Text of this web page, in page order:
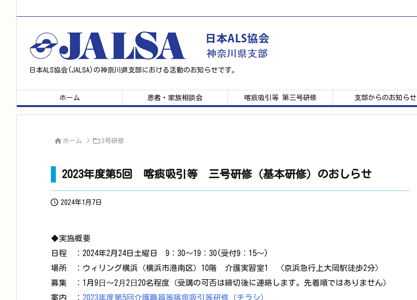
日本ALS協会(JALSA)の神奈川県支部における活動のお知らせです。
ホーム 患者・家族相談会 喀痰吸引等 第三号研修 支部からのお知らせ
 ホーム > 3号研修
2023年度第5回 喀痰吸引等 三号研修（基本研修）のおしらせ
 2024年1月7日
◆実施概要
日程 ：2024年2月24日土曜日 9：30～19：30(受付9：15～)
場所 ：ウィリング横浜（横浜市港南区）10階 介護実習室1 〈京浜急行上大岡駅徒歩2分〉
募集 ：1月9⽇〜2⽉2⽇20名程度（受講の可否は締切後に連絡します。先着順ではありません）
案内 ： 2023年度第5回介護職員等喀痰吸引等研修（チラシ）